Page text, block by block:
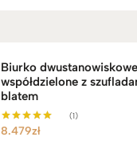
Biurko
współdzielone z
blatem
Oceniono
(1)
8.479zł